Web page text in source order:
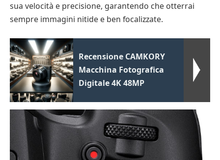
sua velocità e precisione, garantendo che otterrai
sempre immagini nitide e ben focalizzate.
Recensione CAMKORY
Macchina Fotografica
Digitale 4K 48MP